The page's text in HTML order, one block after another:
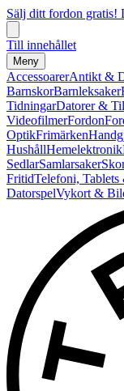
Sälj ditt fordon gratis!
Till innehållet
Meny
AccessoarerAntikt &
BarnskorBarnleksaker
TidningarDatorer &
VideofilmerFordon
OptikFrimärken
HushållHemelektronik
SedlarSamlarsaker
FritidTelefoni, Tablets
DatorspelVykort &